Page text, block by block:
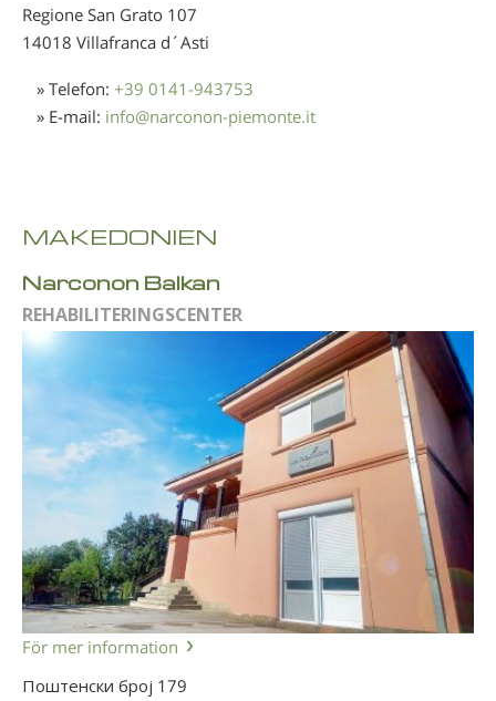
Regione San Grato 107
14018 Villafranca d´Asti
» Telefon: +39 0141-943753
» E-mail: info@narconon-piemonte.it
MAKEDONIEN
Narconon Balkan
REHABILITERINGSCENTER
För mer information
Поштенски број 179